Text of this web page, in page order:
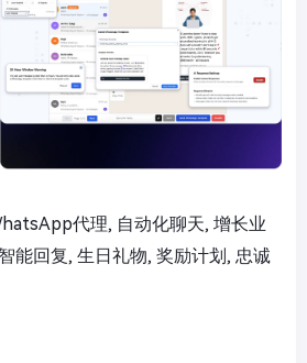
代理, 自动化聊天, 增长业
能回复, 生日礼物, 奖励计划, 忠诚